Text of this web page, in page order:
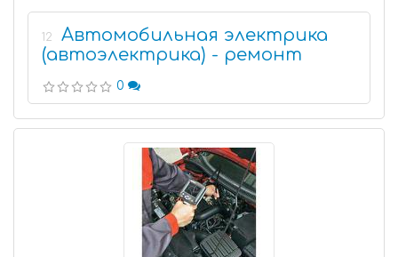
12
Автомобильная электрика
(автоэлектрика) - ремонт
0